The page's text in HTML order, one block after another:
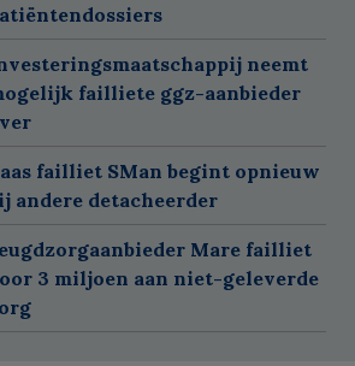
neemt
failliete ggz-aanbieder
failliet SMan begint opnieuw
andere detacheerder
Mare failliet
3 miljoen aan niet-geleverde